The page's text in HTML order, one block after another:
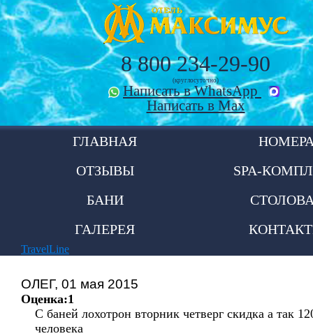
8 800 234-29-90
(круглосуточно)
Написать в WhatsApp
Написать в Max
ГЛАВНАЯ
ОТЗЫВЫ
SPA-
БАНИ
ГАЛЕРЕЯ
TravelLine
ОЛЕГ, 01 мая 2015
Оценка:1
С баней лохотрон вторник четверг скидка а так
человека